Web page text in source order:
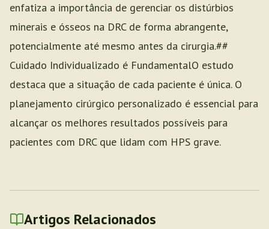
enfatiza a importância de gerenciar os distúrbios
minerais e ósseos na DRC de forma abrangente,
potencialmente até mesmo antes da cirurgia.##
Cuidado Individualizado é FundamentalO estudo
destaca que a situação de cada paciente é única. O
planejamento cirúrgico personalizado é essencial para
alcançar os melhores resultados possíveis para
pacientes com DRC que lidam com HPS grave.
Artigos Relacionados